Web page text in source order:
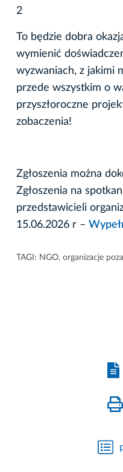
2
To będzie dobra
wymienić
wyzwaniach, z jakimi
przede wszystkim o
przyszłoroczne
zobaczenia!
Zgłoszenia można
Zgłoszenia na
przedstawicieli
15.06.2026 r –
TAGI: NGO, organizacje